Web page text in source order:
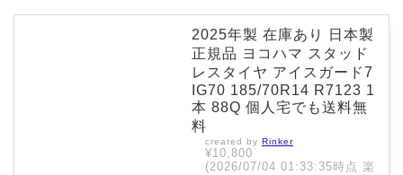
2025年製 在庫あり 日本製
正規品 ヨコハマ スタッド
レスタイヤ アイスガード7
IG70 185/70R14 R7123 1
本 88Q 個人宅でも送料無
料
created by Rinker
¥10,800
(2026/07/04 01:33:35時点 楽